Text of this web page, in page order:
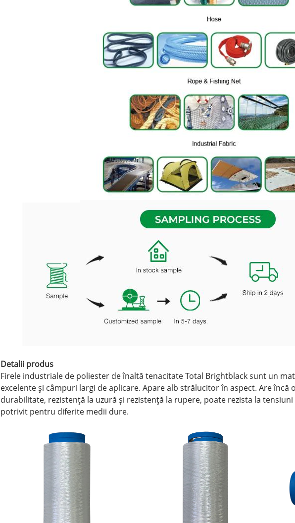
Detalii produs
Firele industriale de poliester de înaltă tenacitate Total Brightblack sunt un
excelente și câmpuri largi de aplicare. Apare alb strălucitor în aspect. Are încă
durabilitate, rezistență la uzură și rezistență la rupere, poate rezista la
potrivit pentru diferite medii dure.